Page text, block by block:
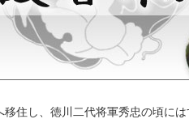
住し、徳川二代将軍秀忠の頃に